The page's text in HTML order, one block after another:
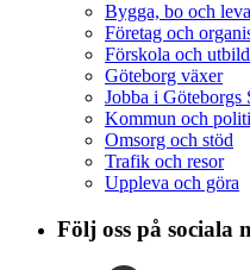
Bygga, bo och
Företag och
Förskola och
Göteborg växer
Jobba i Göteborgs
Kommun och
Omsorg och stöd
Trafik och resor
Uppleva och göra
Följ oss på sociala